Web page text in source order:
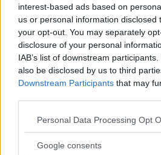
interest-based ads based on
us or personal information disclosed
your opt-out. You may separately
disclosure of your personal
IAB’s list of downstream
also be disclosed by us to third
Downstream Participants that may
Please note that this website/app
not limited to your visit or usage
Personal Data Processing Opt
Google consents
För att skapa lite utrymme för ny
Seamaster Calendar 2849 från ca -
härlig 34mm tryckboett stål med
bandhorn och index i guld som
fantastiskt sätt! Tavlan har en jämn
Erik83 Tråd 7 Februari 2019 50-tal
0
Forum:Handla - Säljes, Bytes,
Avslutad Omega Constellation
:omega: Säljer en Omega
Pan urtavla, boett modell 2852-9sc,
har ett kronometerklassat urverk
håller tiden bra. Nyservat i oktober